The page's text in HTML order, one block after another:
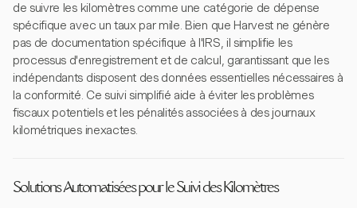
de suivre les kilomètres comme une catégorie de dépense
spécifique avec un taux par mile. Bien que Harvest ne génère
pas de documentation spécifique à l'IRS, il simplifie les
processus d'enregistrement et de calcul, garantissant que les
indépendants disposent des données essentielles nécessaires à
la conformité. Ce suivi simplifié aide à éviter les problèmes
fiscaux potentiels et les pénalités associées à des journaux
kilométriques inexactes.
Solutions Automatisées pour le Suivi des Kilomètres